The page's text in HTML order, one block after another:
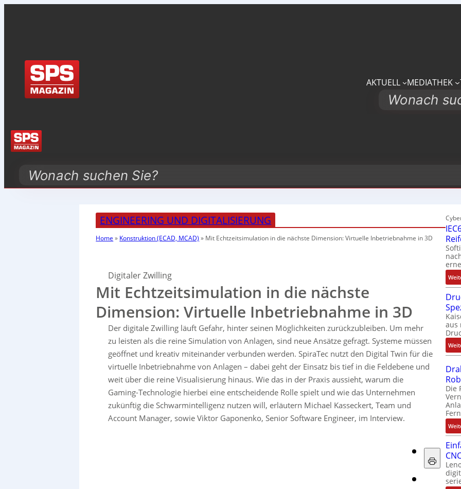
AKTUELL MEDIATHEK
Search
Search
ENGINEERING UND DIGITALISIERUNG
Home » Konstruktion (ECAD, MCAD) » Mit Echtzeitsimulation in die nächste Dimension: Virtuelle Inbetriebnahme in 3D
Digitaler Zwilling
Mit Echtzeitsimulation in die nächste
Dimension: Virtuelle Inbetriebnahme in 3D
Der digitale Zwilling läuft Gefahr, hinter seinen Möglichkeiten zurückzubleiben. Um mehr
zu leisten als die reine Simulation von Anlagen, sind neue Ansätze gefragt. Systeme müssen
geöffnet und kreativ miteinander verbunden werden. SpiraTec nutzt den Digital Twin für die
virtuelle Inbetriebnahme von Anlagen – dabei geht der Einsatz bis tief in die Feldebene und
weit über die reine Visualisierung hinaus. Wie das in der Praxis aussieht, warum die
Gaming-Technologie hierbei eine entscheidende Rolle spielt und wie das Unternehmen
zukünftig die Schwarmintelligenz nutzen will, erläutern Michael Kasseckert, Team und
Account Manager, sowie Viktor Gaponenko, Senior Software Engineer, im Interview.
aus
Die